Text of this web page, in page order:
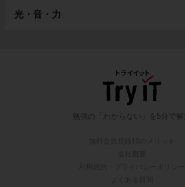
光・音・力
勉強の「わからない」を5分で解